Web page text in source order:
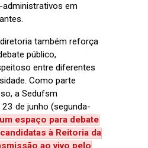
em
também reforça
público,
entre diferentes
Como parte
a Sedufsm
de junho (segunda-
um espaço para debate
à Reitoria da
ao vivo pelo